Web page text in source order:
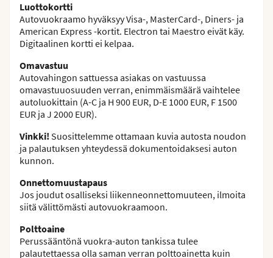
Luottokortti
Autovuokraamo hyväksyy Visa-, MasterCard-, Diners- ja
American Express -kortit. Electron tai Maestro eivät käy.
Digitaalinen kortti ei kelpaa.
Omavastuu
Autovahingon sattuessa asiakas on vastuussa
omavastuuosuuden verran, enimmäismäärä vaihtelee
autoluokittain (A-C ja H 900 EUR, D-E 1000 EUR, F 1500
EUR ja J 2000 EUR).
Vinkki! Suosittelemme ottamaan kuvia autosta noudon
ja palautuksen yhteydessä dokumentoidaksesi auton
kunnon.
Onnettomuustapaus
Jos joudut osalliseksi liikenneonnettomuuteen, ilmoita
siitä välittömästi autovuokraamoon.
Polttoaine
Perussääntönä vuokra-auton tankissa tulee
palautettaessa olla saman verran polttoainetta kuin